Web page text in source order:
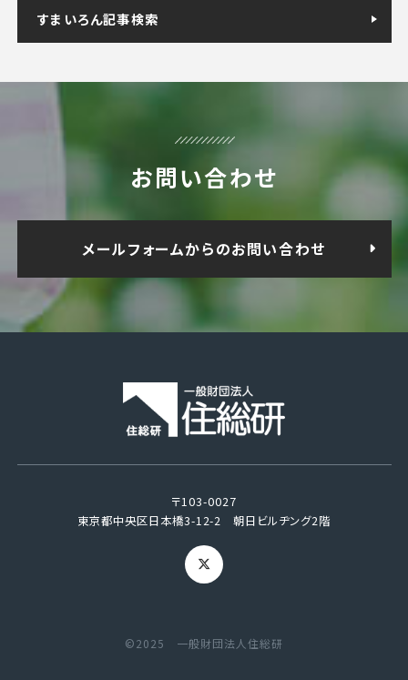
すまいろん記事検索
お問い合わせ
メールフォームからのお問い合わせ
〒103-0027
東京都中央区日本橋3-12-2 朝日ビルヂング2階
©2025 一般財団法人住総研